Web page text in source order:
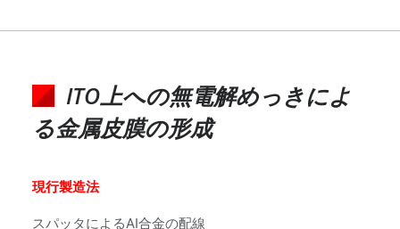
ITO上への無電解めっきによ
る金属皮膜の形成
現行製造法
スパッタによるAI合金の配線